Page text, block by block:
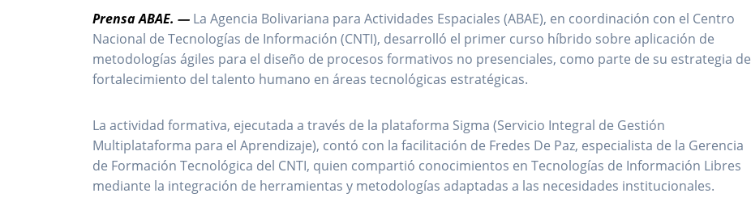
Prensa ABAE. — La Agencia Bolivariana para Actividades Espaciales (ABAE), en coordinación con el Centro
Nacional de Tecnologías de Información (CNTI), desarrolló el primer curso híbrido sobre aplicación de
metodologías ágiles para el diseño de procesos formativos no presenciales, como parte de su estrategia de
fortalecimiento del talento humano en áreas tecnológicas estratégicas.
La actividad formativa, ejecutada a través de la plataforma Sigma (Servicio Integral de Gestión
Multiplataforma para el Aprendizaje), contó con la facilitación de Fredes De Paz, especialista de la Gerencia
de Formación Tecnológica del CNTI, quien compartió conocimientos en Tecnologías de Información Libres
mediante la integración de herramientas y metodologías adaptadas a las necesidades institucionales.